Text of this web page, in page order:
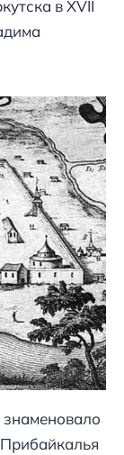
в XVII
знаменовало